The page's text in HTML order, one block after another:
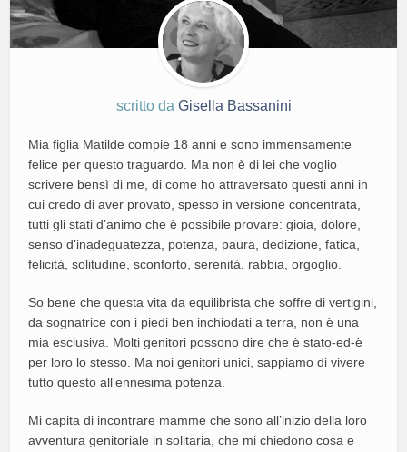
scritto da Gisella Bassanini
Mia figlia Matilde compie 18 anni e sono immensamente
felice per questo traguardo. Ma non è di lei che voglio
scrivere bensì di me, di come ho attraversato questi anni in
cui credo di aver provato, spesso in versione concentrata,
tutti gli stati d’animo che è possibile provare: gioia, dolore,
senso d’inadeguatezza, potenza, paura, dedizione, fatica,
felicità, solitudine, sconforto, serenità, rabbia, orgoglio.
So bene che questa vita da equilibrista che soffre di vertigini,
da sognatrice con i piedi ben inchiodati a terra, non è una
mia esclusiva. Molti genitori possono dire che è stato-ed-è
per loro lo stesso. Ma noi genitori unici, sappiamo di vivere
tutto questo all’ennesima potenza.
Mi capita di incontrare mamme che sono all’inizio della loro
avventura genitoriale in solitaria, che mi chiedono cosa e